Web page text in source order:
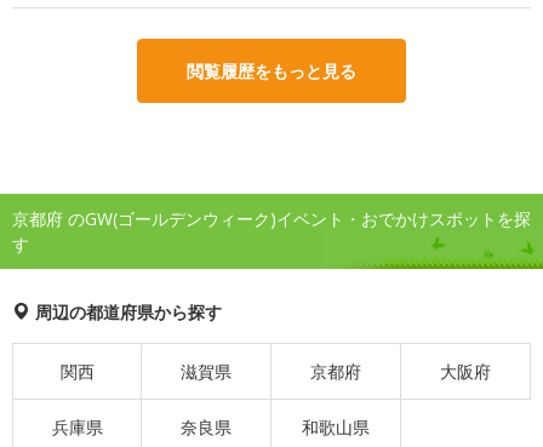
閲覧履歴をもっと見る
京都府 のGW(ゴールデンウィーク)イベント・おでかけスポットを探
す
周辺の都道府県から探す
関西 滋賀県 京都府 大阪府
兵庫県 奈良県 和歌山県